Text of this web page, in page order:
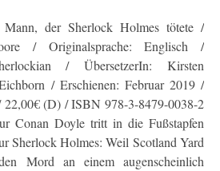
/ Originalsprache: Englisch /
/ ÜbersetzerIn: Kirsten
/ Erschienen: Februar 2019 /
22,00€ (D) / ISBN 978-3-8479-0038-2
Conan Doyle tritt in die Fußstapfen
Sherlock Holmes: Weil Scotland Yard
Mord an einem augenscheinlich